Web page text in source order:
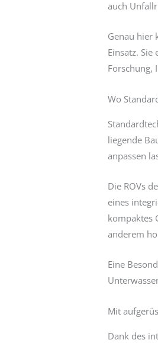
auch
Genau hier
Einsatz.
Forschung,
Wo
liegende
anpassen
Die ROVs
eines
kompaktes
anderem
Eine
Mit
Dank des